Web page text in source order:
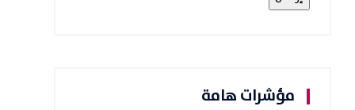
مؤشرات هامة